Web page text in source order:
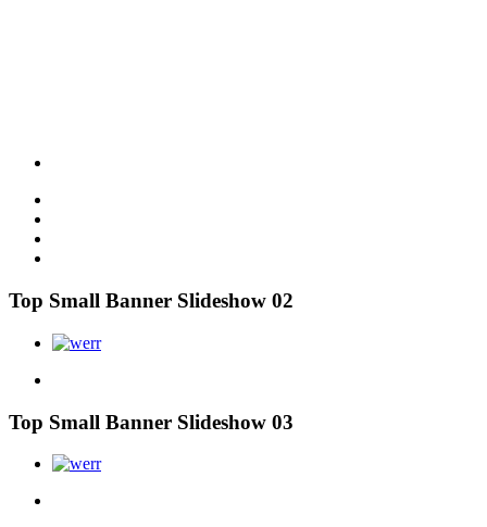
Top Small Banner Slideshow 02
Top Small Banner Slideshow 03